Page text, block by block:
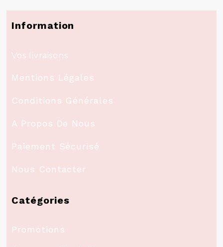
Information
Vos livraisons
Mentions Légales
Conditions Générales
A Propos De Nous
Paiement Sécurisé
Nous Contacter
Catégories
Promotions